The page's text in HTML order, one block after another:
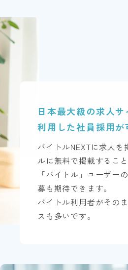
日本最大級の求人
利用した社員採用が
バイトルNEXTに求人
ルに無料で掲載するこ
「バイトル」ユーザー
募も期待できます。
バイトル利用者がその
スも多いです。